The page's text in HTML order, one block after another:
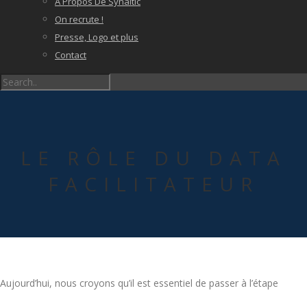
On recrute !
Presse, Logo et plus
Contact
LE RÔLE DU DATA
FACILITATEUR
Aujourd’hui, nous croyons qu’il est essentiel de passer à l’étape